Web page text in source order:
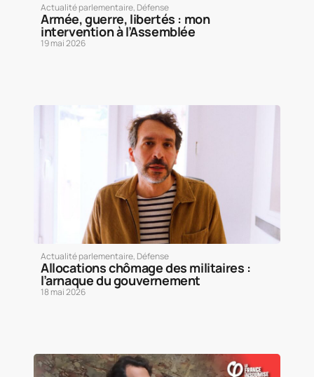
Actualité parlementaire, Défense
Armée, guerre, libertés : mon
intervention à l’Assemblée
19 mai 2026
Actualité parlementaire, Défense
Allocations chômage des militaires :
l’arnaque du gouvernement
18 mai 2026